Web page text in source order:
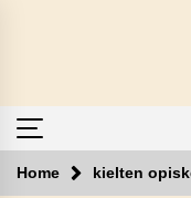
Home kielten